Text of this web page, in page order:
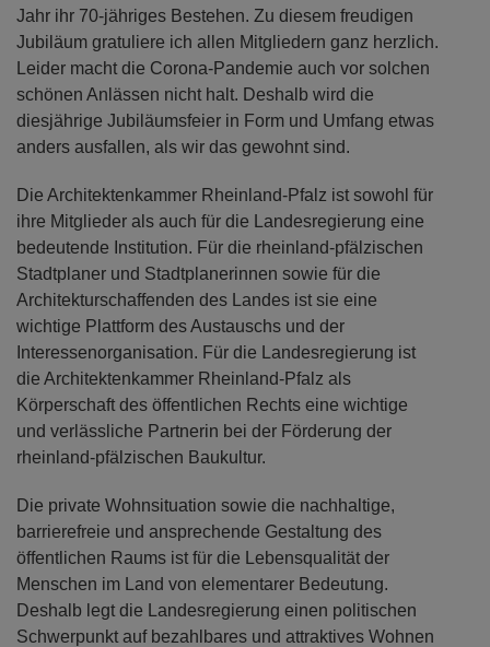
Jahr ihr 70-jähriges Bestehen. Zu diesem freudigen
Jubiläum gratuliere ich allen Mitgliedern ganz herzlich.
Leider macht die Corona-Pandemie auch vor solchen
schönen Anlässen nicht halt. Deshalb wird die
diesjährige Jubiläumsfeier in Form und Umfang etwas
anders ausfallen, als wir das gewohnt sind.
Die Architektenkammer Rheinland-Pfalz ist sowohl für
ihre Mitglieder als auch für die Landesregierung eine
bedeutende Institution. Für die rheinland-pfälzischen
Stadtplaner und Stadtplanerinnen sowie für die
Architekturschaffenden des Landes ist sie eine
wichtige Plattform des Austauschs und der
Interessenorganisation. Für die Landesregierung ist
die Architektenkammer Rheinland-Pfalz als
Körperschaft des öffentlichen Rechts eine wichtige
und verlässliche Partnerin bei der Förderung der
rheinland-pfälzischen Baukultur.
Die private Wohnsituation sowie die nachhaltige,
barrierefreie und ansprechende Gestaltung des
öffentlichen Raums ist für die Lebensqualität der
Menschen im Land von elementarer Bedeutung.
Deshalb legt die Landesregierung einen politischen
Schwerpunkt auf bezahlbares und attraktives Wohnen